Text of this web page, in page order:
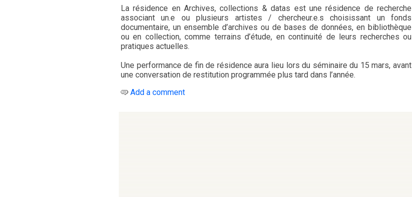
La résidence en Archives, collections & datas est une résidence de recherche
associant un.e ou plusieurs artistes / chercheur.e.s choisissant un fonds
documentaire, un ensemble d’archives ou de bases de données, en bibliothèque
ou en collection, comme terrains d’étude, en continuité de leurs recherches ou
pratiques actuelles.
Une performance de fin de résidence aura lieu lors du séminaire du 15 mars, avant
une conversation de restitution programmée plus tard dans l’année.
Add a comment